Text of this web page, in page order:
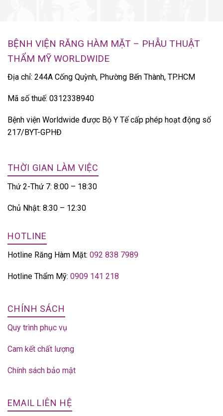
BỆNH VIỆN RĂNG HÀM MẶT – PHẪU THUẬT
THẨM MỸ WORLDWIDE
Địa chỉ: 244A Cống Quỳnh, Phường Bến Thành, TP.HCM
Mã số thuế: 0312338940
Bệnh viện Worldwide được Bộ Y Tế cấp phép hoạt động số
217/BYT-GPHĐ
THỜI GIAN LÀM VIỆC
Thứ 2-Thứ 7: 8:00 – 18:30
Chủ Nhật: 8:30 – 12:30
HOTLINE
Hotline Răng Hàm Mặt: 092 838 7989
Hotline Thẩm Mỹ: 0909 141 218
CHÍNH SÁCH
Quy trình phục vụ
Cam kết chất lượng
Chính sách bảo mật
EMAIL LIÊN HỆ